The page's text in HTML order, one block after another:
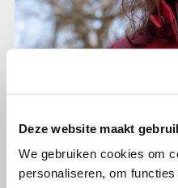
Deze website maakt
We gebruiken cookies om
personaliseren, om
schaamlip is
de huisarts te